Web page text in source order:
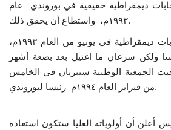
فريق العمل
إرث جمال عبدالناصر
ديمقراطية حقيقية في بوروندي عام
١٩٩٣م، واستطاع أن يحقق ذلك.
وعندما أجريت أول انتخابات ديمقراطية في يونيو من العام ١٩٩٣م،
ولكن سرعان ما اغتيل بعد بضعة أشهر
الجمعية الوطنية سيبريان في الخامس
من فبراير العام ١٩٩٤م رئيسا لبوروندي.
أعلن أن أولوياته العليا ستكون استعادة